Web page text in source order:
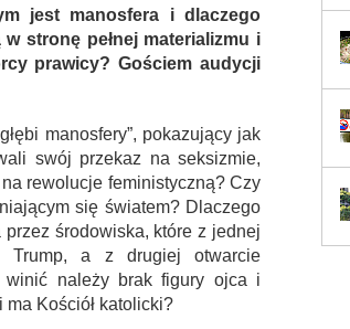
jest manosfera i dlaczego
stronę pełnej materializmu i
prawicy? Gościem audycji
manosfery”, pokazujący jak
swój przekaz na seksizmie,
rewolucje feministyczną? Czy
się światem? Dlaczego
środowiska, które z jednej
Trump, a z drugiej otwarcie
winić należy brak figury ojca i
Kościół katolicki?